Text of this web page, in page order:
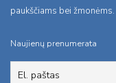
paukščiams bei žmonėms.
Naujienų prenumerata